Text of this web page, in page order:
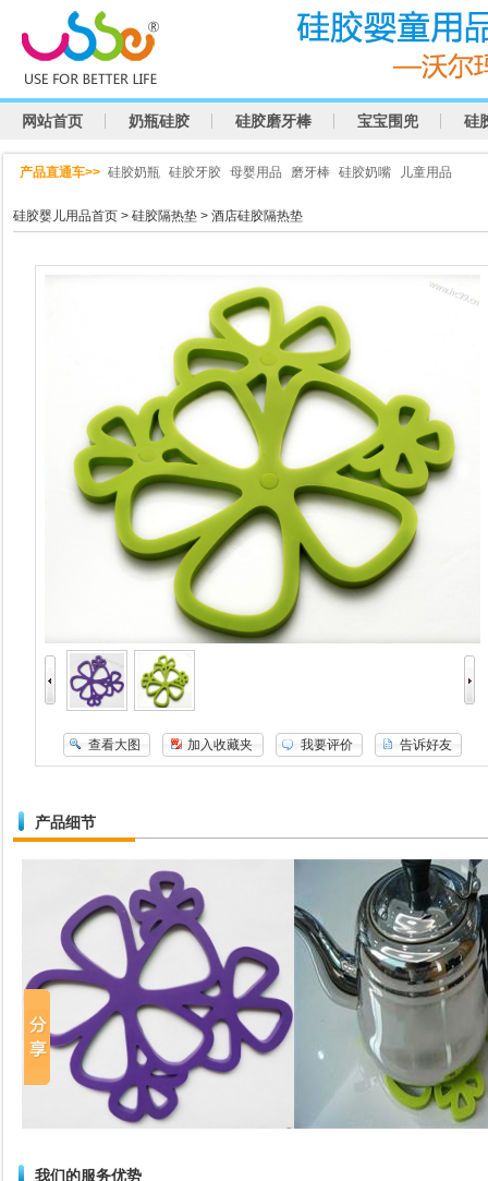
网站首页 奶瓶硅胶 硅胶磨牙棒 宝宝围兜 硅
产品直通车>> 硅胶奶瓶 硅胶牙胶 母婴用品 磨牙棒 硅胶奶嘴 儿童用品
硅胶婴儿用品首页 > 硅胶隔热垫 > 酒店硅胶隔热垫
查看大图 加入收藏夹 我要评价 告诉好友
产品细节
我们的服务优势